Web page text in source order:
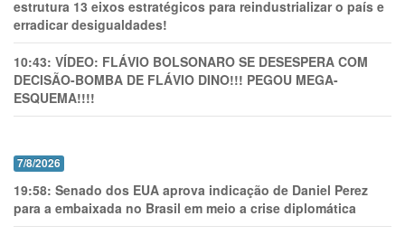
estrutura 13 eixos estratégicos para reindustrializar o país e
erradicar desigualdades!
10:43: VÍDEO: FLÁVIO BOLSONARO SE DESESPERA COM
DECISÃO-BOMBA DE FLÁVIO DINO!!! PEGOU MEGA-
ESQUEMA!!!!
7/8/2026
19:58: Senado dos EUA aprova indicação de Daniel Perez
para a embaixada no Brasil em meio a crise diplomática